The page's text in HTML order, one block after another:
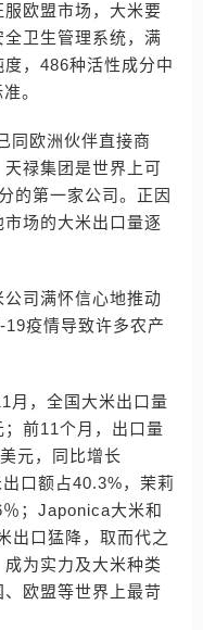
欧盟市场，大米要
卫生管理系统，满
，486种活性成分中
。
同欧洲伙伴直接商
禄集团是世界上可
的第一家公司。正因
场的大米出口量逐
司满怀信心地推动
疫情导致许多农产
月，全国大米出口量
前11个月，出口量
元，同比增长
口额占40.3%，茉莉
；Japonica大米和
出口猛降，取而代之
为实力及大米种类
欧盟等世界上最苛